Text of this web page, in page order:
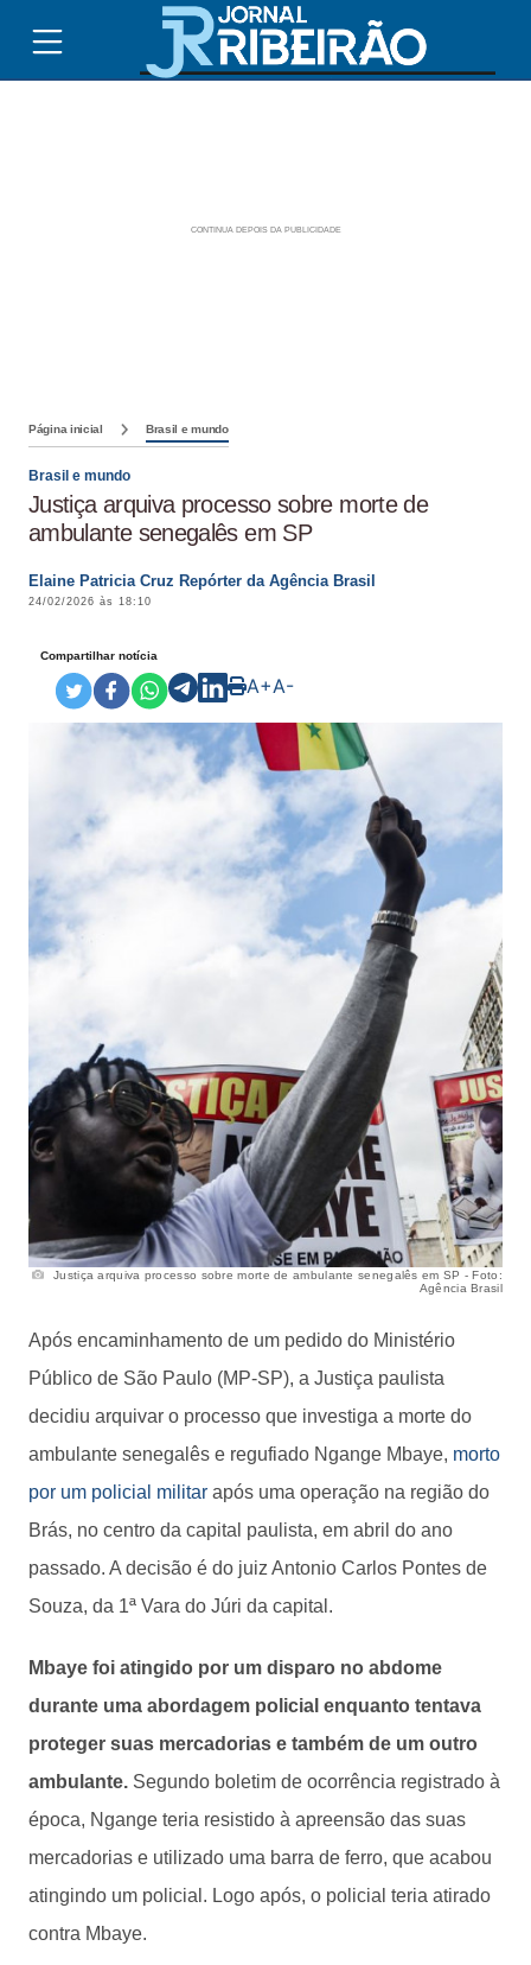
Página inicial Brasil e mundo
Brasil e mundo
Justiça arquiva processo sobre morte de
ambulante senegalês em SP
Elaine Patricia Cruz Repórter da Agência Brasil
24/02/2026 às 18:10
Compartilhar notícia
A+A-
Justiça arquiva processo sobre morte de ambulante senegalês em SP - Foto:
Agência Brasil
Após encaminhamento de um pedido do Ministério
Público de São Paulo (MP-SP), a Justiça paulista
decidiu arquivar o processo que investiga a morte do
ambulante senegalês e regufiado Ngange Mbaye, morto
por um policial militar após uma operação na região do
Brás, no centro da capital paulista, em abril do ano
passado. A decisão é do juiz Antonio Carlos Pontes de
Souza, da 1ª Vara do Júri da capital.
Mbaye foi atingido por um disparo no abdome
durante uma abordagem policial enquanto tentava
proteger suas mercadorias e também de um outro
ambulante. Segundo boletim de ocorrência registrado à
época, Ngange teria resistido à apreensão das suas
mercadorias e utilizado uma barra de ferro, que acabou
atingindo um policial. Logo após, o policial teria atirado
contra Mbaye.